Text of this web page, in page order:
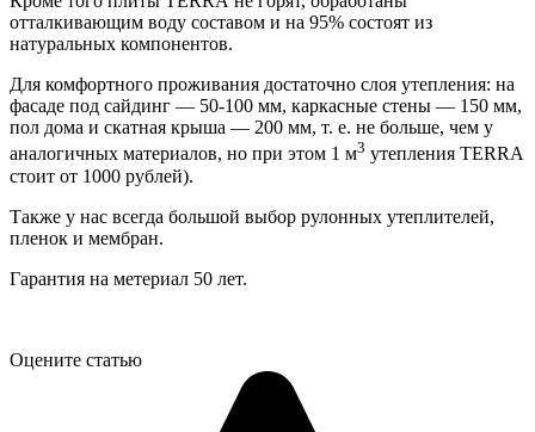
отталкивающим воду составом и на 95% состоят из
натуральных компонентов.
Для комфортного проживания достаточно слоя утепления: на
фасаде под сайдинг — 50-100 мм, каркасные стены — 150 мм,
пол дома и скатная крыша — 200 мм, т. е. не больше, чем у
аналогичных материалов, но при этом 1 м3 утепления ТЕRRA
стоит от 1000 рублей).
Также у нас всегда большой выбор рулонных утеплителей,
пленок и мембран.
Гарантия на метериал 50 лет.
Оцените статью